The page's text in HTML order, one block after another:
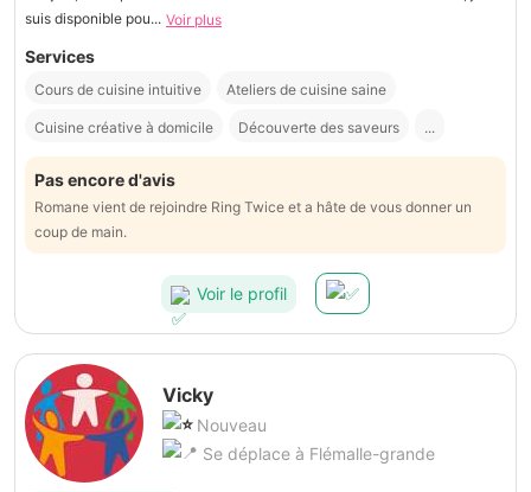
suis disponible pou... Voir plus
Services
Cours de cuisine intuitive Ateliers de cuisine saine
Cuisine créative à domicile Découverte des saveurs ...
Pas encore d'avis
Romane vient de rejoindre Ring Twice et a hâte de vous donner un
coup de main.
Voir le profil
Vicky
Nouveau
Se déplace à Flémalle-grande